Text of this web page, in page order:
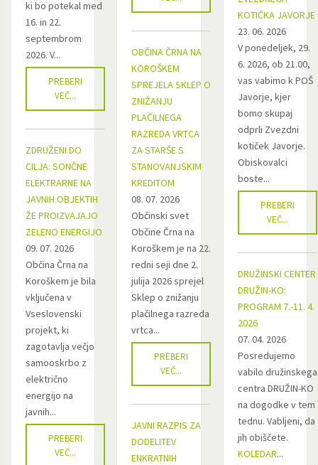
ki bo potekal med
16. in 22.
septembrom
2026. V...
PREBERI
VEČ...
ZDRUŽENI DO
CILJA: SONČNE
ELEKTRARNE NA
JAVNIH OBJEKTIH
ŽE PROIZVAJAJO
ZELENO ENERGIJO
09. 07. 2026
Občina Črna na
Koroškem je bila
vključena v
Vseslovenski
projekt, ki
zagotavlja večjo
samooskrbo z
električno
energijo na
javnih...
PREBERI
VEČ...
OBČINA ČRNA NA
KOROŠKEM
SPREJELA SKLEP O
ZNIŽANJU
PLAČILNEGA
RAZREDA VRTCA
ZA STARŠE S
STANOVANJSKIM
KREDITOM
08. 07. 2026
Občinski svet
Občine Črna na
Koroškem je na 22.
redni seji dne 2.
julija 2026 sprejel
Sklep o znižanju
plačilnega razreda
vrtca...
PREBERI
VEČ...
JAVNI RAZPIS ZA
DODELITEV
ENKRATNIH
KOTIČKA JAVORJE
23. 06. 2026
V ponedeljek, 29.
6. 2026, ob 21.00,
vas vabimo k POŠ
Javorje, kjer
bomo skupaj
odprli Zvezdni
kotiček Javorje.
Obiskovalci
boste...
PREBERI
VEČ...
DRUŽINSKI CENTER
DRUŽIN-KO:
PROGRAM 7.-11. 4.
2026
07. 04. 2026
Posredujemo
vabilo družinskega
centra DRUŽIN-KO
na dogodke v tem
tednu. Vabljeni, da
jih obiščete.
KOLEDAR...